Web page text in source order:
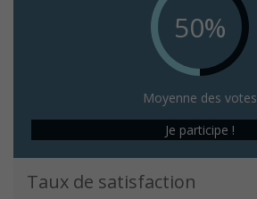
50%
Moyenne des votes
Je participe !
Taux de satisfaction